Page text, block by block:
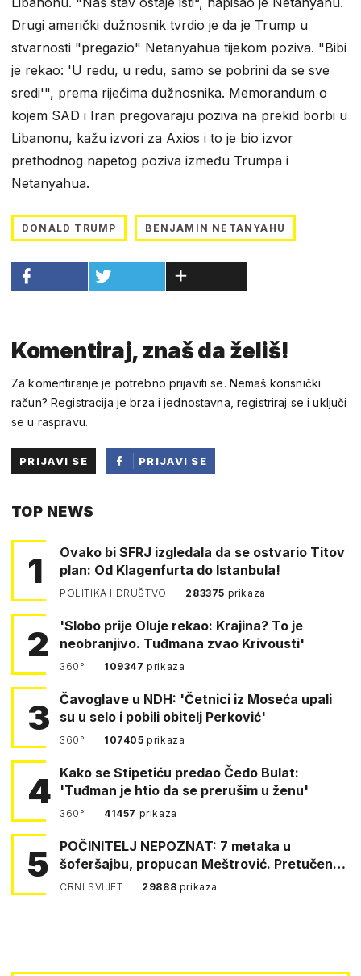
Drugi američki dužnosnik tvrdio je da je Trump u
stvarnosti "pregazio" Netanyahua tijekom poziva. "Bibi
je rekao: 'U redu, u redu, samo se pobrini da se sve
sredi'", prema riječima dužnosnika. Memorandum o
kojem SAD i Iran pregovaraju poziva na prekid borbi u
Libanonu, kažu izvori za Axios i to je bio izvor
prethodnog napetog poziva između Trumpa i
Netanyahua.
DONALD TRUMP BENJAMIN NETANYAHU
Komentiraj, znaš da želiš!
Za komentiranje je potrebno prijaviti se. Nemaš korisnički
račun? Registracija je brza i jednostavna, registriraj se i uključi
se u raspravu.
PRIJAVI SE
PRIJAVI SE
TOP NEWS
1
Ovako bi SFRJ izgledala da se ostvario Titov
plan: Od Klagenfurta do Istanbula!
POLITIKA I DRUŠTVO 283375 prikaza
2
'Slobo prije Oluje rekao: Krajina? To je
neobranjivo. Tuđmana zvao Krivousti'
360° 109347prikaza
3
Čavoglave u NDH: 'Četnici iz Moseća upali
su u selo i pobili obitelj Perković'
360° 107405prikaza
4 Kako se Stipetiću predao Čedo Bulat:
'Tuđman je htio da se prerušim u ženu'
360° 41457 prikaza
5
POČINITELJ NEPOZNAT: 7 metaka u
šoferšajbu, propucan Meštrović. Pretučen
Pejin
CRNI SVIJET 29888 prikaza